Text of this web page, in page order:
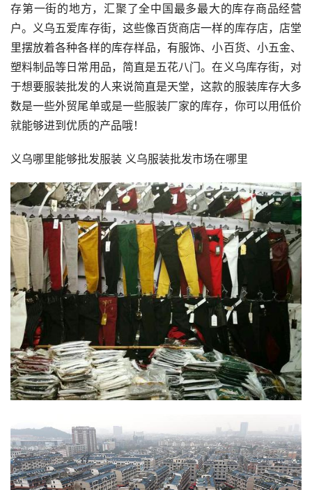
存第一街的地方，汇聚了全中国最多最大的库存商品经营
户。义乌五爱库存街，这些像百货商店一样的库存店，店堂
里摆放着各种各样的库存样品，有服饰、小百货、小五金、
塑料制品等日常用品，简直是五花八门。在义乌库存街，对
于想要服装批发的人来说简直是天堂，这款的服装库存大多
数是一些外贸尾单或是一些服装厂家的库存，你可以用低价
就能够进到优质的产品哦！
义乌哪里能够批发服装 义乌服装批发市场在哪里